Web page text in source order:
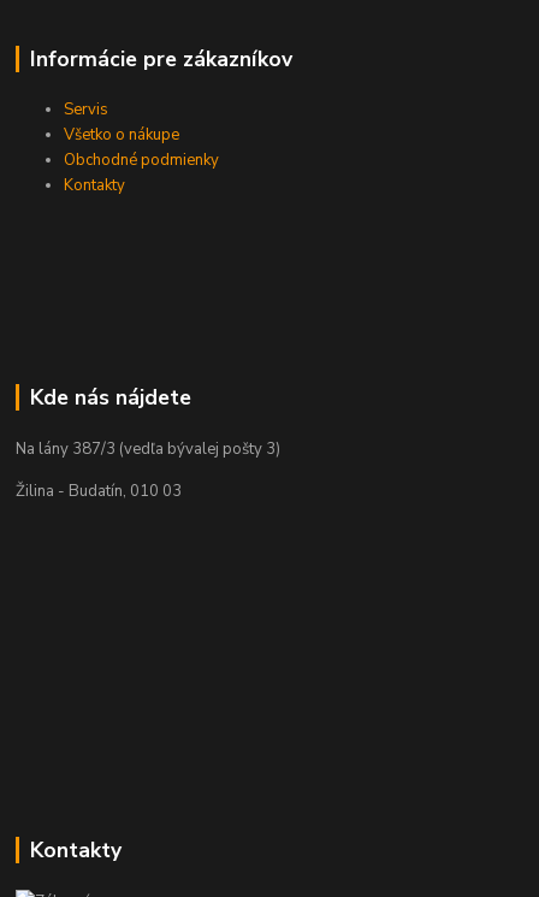
Informácie pre zákazníkov
Servis
Všetko o nákupe
Obchodné podmienky
Kontakty
Kde nás nájdete
Na lány 387/3 (vedľa bývalej pošty 3)
Žilina - Budatín, 010 03
Kontakty